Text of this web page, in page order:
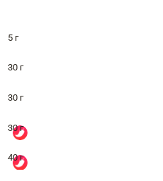
5 г
30 г
30 г
30 г
40 г